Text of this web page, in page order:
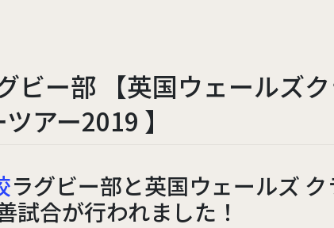
イギリス
イギリス
ビー部 【英国ウェールズ
アー2019 】
ラグビー部と英国ウェールズ
試合が行われました！